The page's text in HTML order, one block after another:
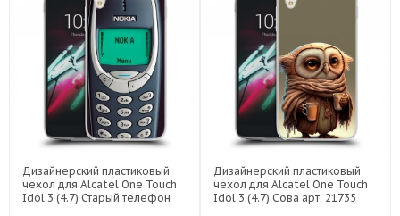
Дизайнерский пластиковый
чехол для Alcatel One Touch
Idol 3 (4.7) Старый телефон
Дизайнерский пластиковый
чехол для Alcatel One Touch
Idol 3 (4.7) Сова арт: 21735